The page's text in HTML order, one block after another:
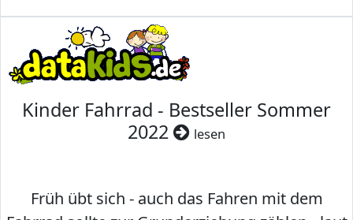
Kinder Fahrrad - Bestseller Sommer
2022
lesen
Früh übt sich - auch das Fahren mit dem